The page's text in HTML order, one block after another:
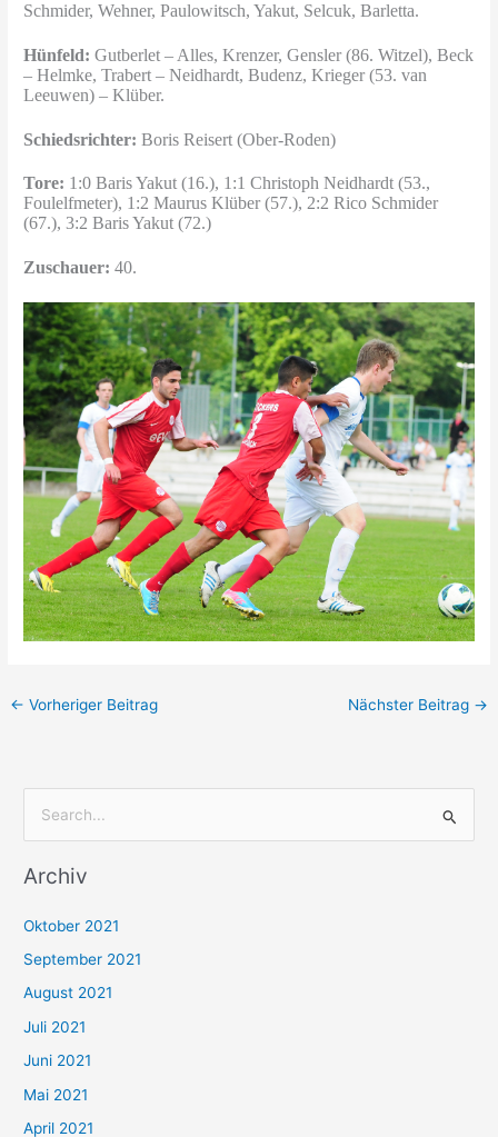
Schmider, Wehner, Paulowitsch, Yakut, Selcuk, Barletta.
Hünfeld: Gutberlet – Alles, Krenzer, Gensler (86. Witzel), Beck
– Helmke, Trabert – Neidhardt, Budenz, Krieger (53. van
Leeuwen) – Klüber.
Schiedsrichter:Boris Reisert (Ober-Roden)
Tore: 1:0 Baris Yakut (16.), 1:1 Christoph Neidhardt (53.,
Foulelfmeter), 1:2 Maurus Klüber (57.), 2:2 Rico Schmider
(67.), 3:2 Baris Yakut (72.)
Zuschauer:40.
← Vorheriger Beitrag Nächster Beitrag →
c
n
n
a
c
h
:
Archiv
Oktober 2021
September 2021
August 2021
Juli 2021
Juni 2021
Mai 2021
April 2021